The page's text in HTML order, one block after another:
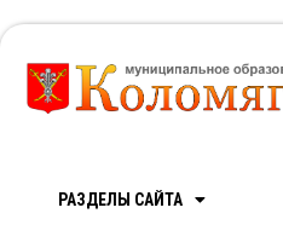
РАЗДЕЛЫ САЙТА